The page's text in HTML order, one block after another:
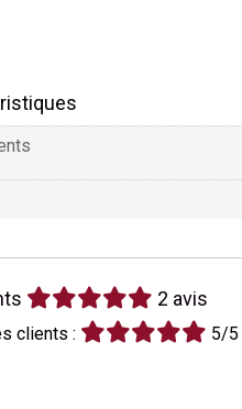
2 avis
clients : 5/5